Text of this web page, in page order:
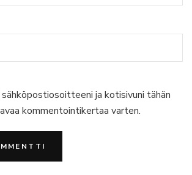
sähköpostiosoitteeni ja kotisivuni tähän
kommentointikertaa varten.